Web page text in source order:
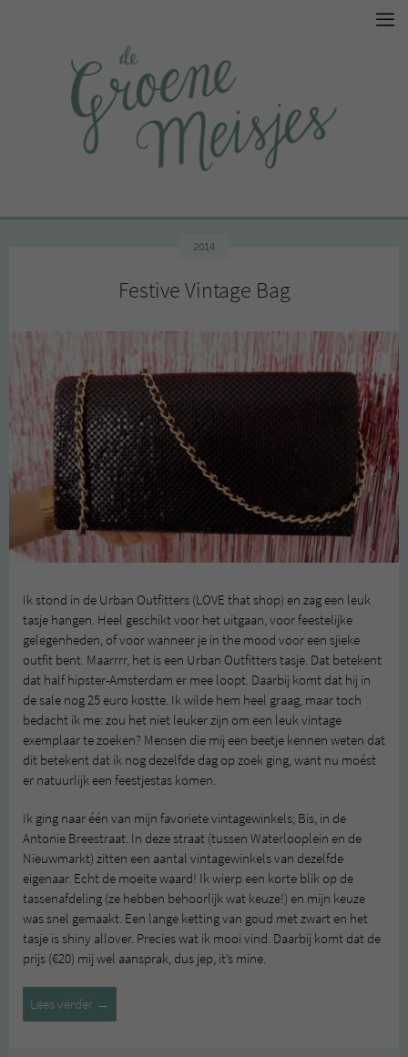
2014
Festive Vintage Bag
Ik stond in de Urban Outfitters (LOVE that shop) en zag een leuk
tasje hangen. Heel geschikt voor het uitgaan, voor feestelijke
gelegenheden, of voor wanneer je in the mood voor een sjieke
outfit bent. Maarrrr, het is een Urban Outfitters tasje. Dat betekent
dat half hipster-Amsterdam er mee loopt. Daarbij komt dat hij in
de sale nog 25 euro kostte. Ik wilde hem heel graag, maar toch
bedacht ik me: zou het niet leuker zijn om een leuk vintage
exemplaar te zoeken? Mensen die mij een beetje kennen weten dat
dit betekent dat ik nog dezelfde dag op zoek ging, want nu moést
er natuurlijk een feestjestas komen.
Ik ging naar één van mijn favoriete vintagewinkels; Bis, in de
Antonie Breestraat. In deze straat (tussen Waterlooplein en de
Nieuwmarkt) zitten een aantal vintagewinkels van dezelfde
eigenaar. Echt de moeite waard! Ik wierp een korte blik op de
tassenafdeling (ze hebben behoorlijk wat keuze!) en mijn keuze
was snel gemaakt. Een lange ketting van goud met zwart en het
tasje is shiny allover. Precies wat ik mooi vind. Daarbij komt dat de
prijs (€20) mij wel aansprak, dus jep, it’s mine.
Lees verder Festive
Vintage
→